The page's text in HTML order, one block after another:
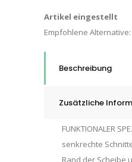
Artikel eingestellt
Empfohlene Alternative:
Beschreibung
Zusätzliche
FUNKTIONALER
senkrechte
Rand der Scheibe